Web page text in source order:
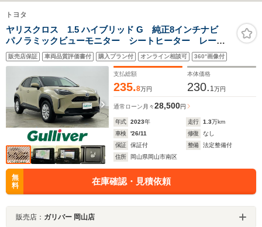
トヨタ
ヤリスクロス 1.5 ハイブリッド G 純正8インチナビ
パノラミックビューモニター シートヒーター レーダ
ークルーズコントロール 衝突軽減ブレーキ ステアリ
ングヒーター オートハイビーム ビルトインETC
LEDヘッドライト 100V電源
販売店保証 車両品質評価書付 購入プラン付 オンライン相談可 360°画像付
支払総額
235.8万円
本体価格
230. 1万円
通常ローン 月々28,500円
年式 2023年 走行 1.3万km
車検
'26/11 修復
なし
保証
保証付 整備
法定整備付
住所
岡山県岡山市南区
無
料
在庫確認・見積依頼
販売店： ガリバー 岡山店